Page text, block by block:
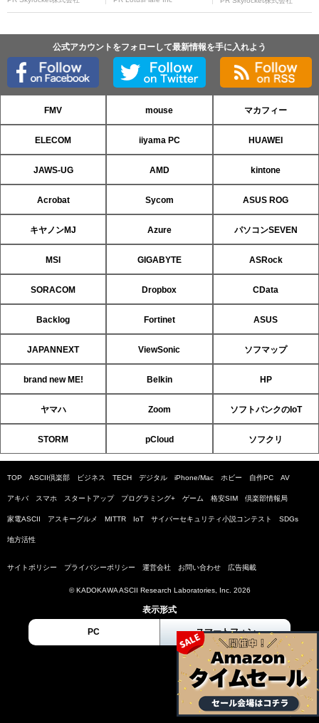
公式アカウントをフォローして最新情報を手に入れよう
FMV mouse マカフィー
ELECOM iiyama PC HUAWEI
JAWS-UG AMD kintone
Acrobat Sycom ASUS ROG
キヤノンMJ Azure パソコンSEVEN
MSI GIGABYTE ASRock
SORACOM Dropbox CData
Backlog Fortinet ASUS
JAPANNEXT ViewSonic ソフマップ
brand new ME! Belkin HP
ヤマハ Zoom ソフトバンクのIoT
STORM pCloud ソフクリ
TOP ASCII倶楽部 ビジネス TECH デジタル iPhone/Mac ホビー 自作PC AV
アキバ スマホ スタートアップ プログラミング+ ゲーム 格安SIM 倶楽部情報局
家電ASCII アスキーグルメ MITTR IoT サイバーセキュリティ小説コンテスト SDGs
地方活性
サイトポリシー プライバシーポリシー 運営会社 お問い合わせ 広告掲載
© KADOKAWA ASCII Research Laboratories, Inc. 2026
表示形式
PC スマートフォン